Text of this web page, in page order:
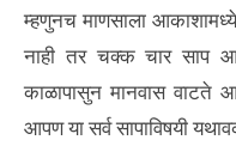
म्हणुनच माणसाला
नाही तर चक्क चार साप
काळापासुन मानवास वाटते
आपण या सर्व सापाविषयी